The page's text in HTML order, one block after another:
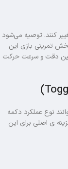
کنند. توصیه می‌شود
تمرینی بازی این
بین دقت و سرعت حرکت
نوع عملکرد دکمه
ی اصلی برای این